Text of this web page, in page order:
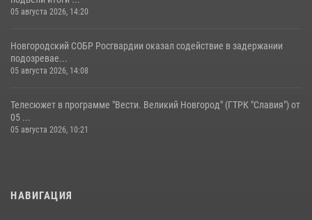
05 августа 2026, 14:20
Новгородский СОБР Росгвардии оказал содействие в задержании
подозревае...
05 августа 2026, 14:08
Телесюжет в программе "Вести. Великий Новгород" (ГТРК "Славия") от
05 ...
05 августа 2026, 10:21
НАВИГАЦИЯ